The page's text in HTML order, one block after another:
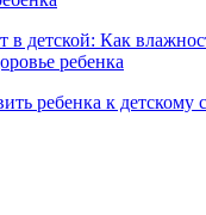
детской: Как
ребенка
ребенка к детскому